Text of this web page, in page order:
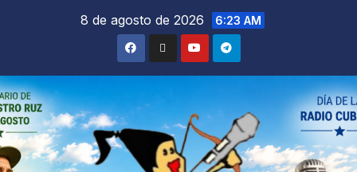
8 de agosto de 2026 6:23 AM